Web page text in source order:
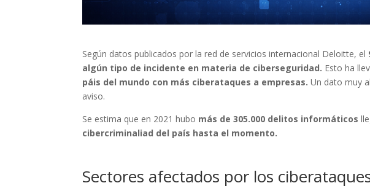
Según datos publicados por la red de servicios internacional Deloitte, el
algún tipo de incidente en materia de ciberseguridad. Esto ha
páis del mundo con más ciberataques a empresas. Un dato muy
aviso.
Se estima que en 2021 hubo más de 305.000 delitos informáticos
cibercriminaliad del país hasta el momento.
Sectores afectados por los